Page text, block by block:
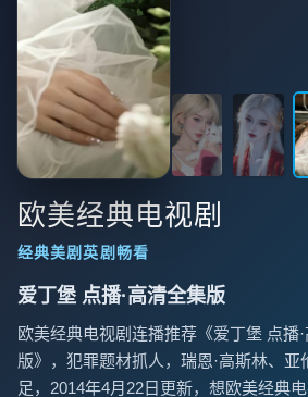
欧美经典电视剧
经典美剧英剧畅看
爱丁堡 点播·高清全集版
欧美经典电视剧连播推荐《爱丁堡 点播
版》，犯罪题材抓人，瑞恩·高斯林、亚
足，2014年4月22日更新，想欧美经典